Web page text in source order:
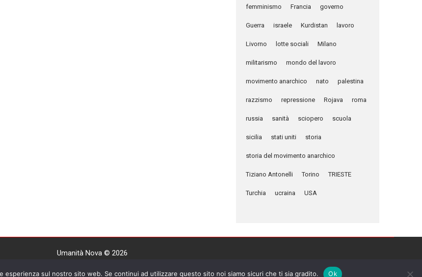
femminismo Francia governo
Guerra israele Kurdistan lavoro
Livorno lotte sociali Milano
militarismo mondo del lavoro
movimento anarchico nato palestina
razzismo repressione Rojava roma
russia sanità sciopero scuola
sicilia stati uniti storia
storia del movimento anarchico
Tiziano Antonelli Torino TRIESTE
Turchia ucraina USA
Umanità Nova © 2026
anarchico fondato nel 1920 da Errico Malatesta
esperienza sul nostro sito web. Se continui ad utilizzare questo sito noi siamo sicuri che ti sia gradito. Ok